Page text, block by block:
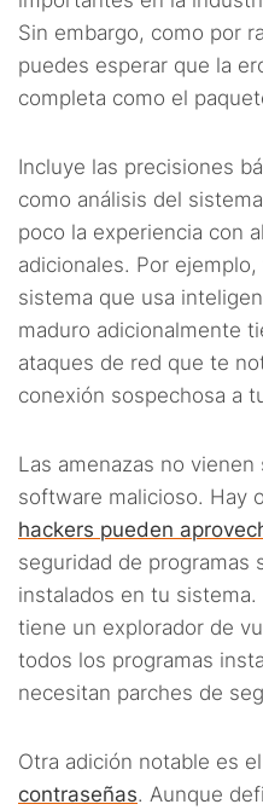
Sin embargo, como por
puedes esperar que la
completa como el
Incluye las precisiones
como análisis del
poco la experiencia con
adicionales. Por
sistema que usa
maduro adicionalmente
ataques de red que te
conexión sospechosa a
Las amenazas no
software malicioso. Hay
hackers pueden
seguridad de programas
instalados en tu
tiene un explorador de
todos los programas
necesitan parches de
Otra adición notable es el
contraseñas. Aunque